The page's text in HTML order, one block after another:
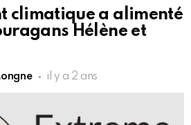
climatique a alimenté
Hélène et
il y a 2 ans